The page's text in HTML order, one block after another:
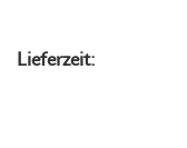
Lieferzeit: